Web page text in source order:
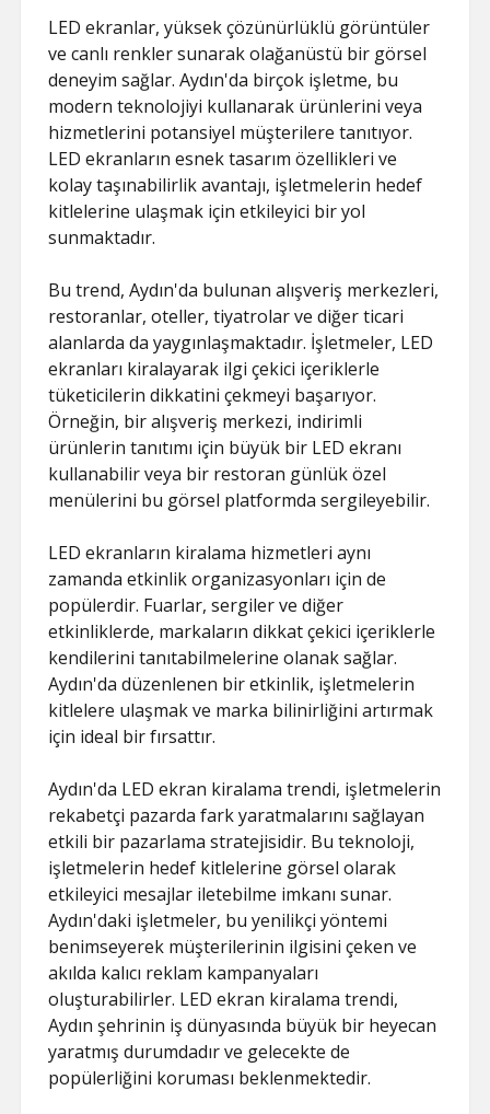
LED ekranlar, yüksek çözünürlüklü görüntüler
ve canlı renkler sunarak olağanüstü bir görsel
deneyim sağlar. Aydın'da birçok işletme, bu
modern teknolojiyi kullanarak ürünlerini veya
hizmetlerini potansiyel müşterilere tanıtıyor.
LED ekranların esnek tasarım özellikleri ve
kolay taşınabilirlik avantajı, işletmelerin hedef
kitlelerine ulaşmak için etkileyici bir yol
sunmaktadır.
Bu trend, Aydın'da bulunan alışveriş merkezleri,
restoranlar, oteller, tiyatrolar ve diğer ticari
alanlarda da yaygınlaşmaktadır. İşletmeler, LED
ekranları kiralayarak ilgi çekici içeriklerle
tüketicilerin dikkatini çekmeyi başarıyor.
Örneğin, bir alışveriş merkezi, indirimli
ürünlerin tanıtımı için büyük bir LED ekranı
kullanabilir veya bir restoran günlük özel
menülerini bu görsel platformda sergileyebilir.
LED ekranların kiralama hizmetleri aynı
zamanda etkinlik organizasyonları için de
popülerdir. Fuarlar, sergiler ve diğer
etkinliklerde, markaların dikkat çekici içeriklerle
kendilerini tanıtabilmelerine olanak sağlar.
Aydın'da düzenlenen bir etkinlik, işletmelerin
kitlelere ulaşmak ve marka bilinirliğini artırmak
için ideal bir fırsattır.
Aydın'da LED ekran kiralama trendi, işletmelerin
rekabetçi pazarda fark yaratmalarını sağlayan
etkili bir pazarlama stratejisidir. Bu teknoloji,
işletmelerin hedef kitlelerine görsel olarak
etkileyici mesajlar iletebilme imkanı sunar.
Aydın'daki işletmeler, bu yenilikçi yöntemi
benimseyerek müşterilerinin ilgisini çeken ve
akılda kalıcı reklam kampanyaları
oluşturabilirler. LED ekran kiralama trendi,
Aydın şehrinin iş dünyasında büyük bir heyecan
yaratmış durumdadır ve gelecekte de
popülerliğini koruması beklenmektedir.